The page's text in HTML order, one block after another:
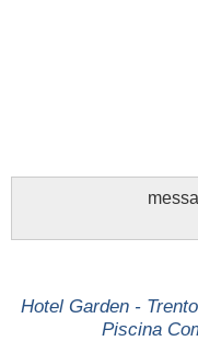
Hotel Garden - Trento
Piscina